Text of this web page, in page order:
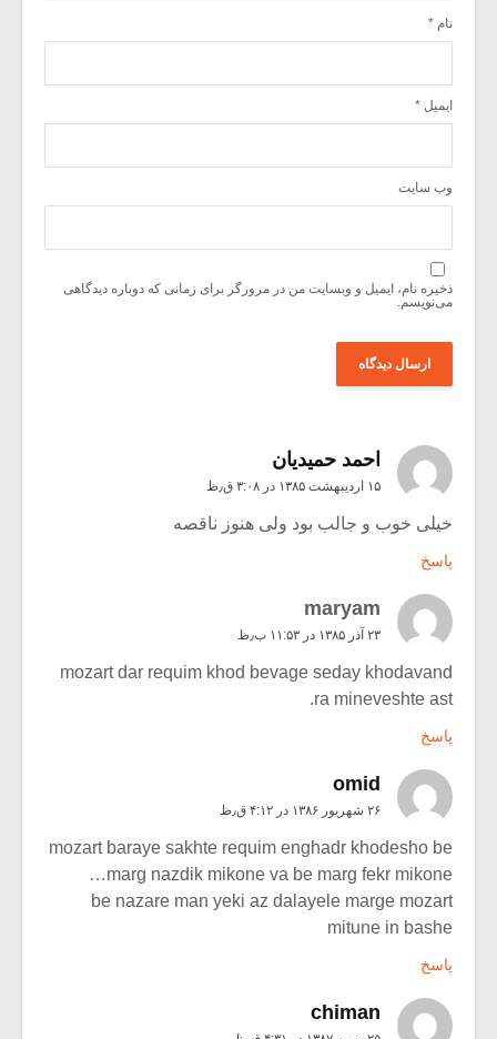
نام *
ایمیل *
وب‌ سایت
ذخیره نام، ایمیل و وبسایت من در مرورگر برای زمانی که دوباره دیدگاهی
می‌نویسم.
احمد حمیدیان
۱۵ اردیبهشت ۱۳۸۵ در ۳:۰۸ ق٫ظ
خیلی خوب و جالب بود ولی هنوز ناقصه
پاسخ
maryam
۲۳ آذر ۱۳۸۵ در ۱۱:۵۳ ب٫ظ
mozart dar requim khod bevage seday khodavand
ra mineveshte ast.
پاسخ
omid
۲۶ شهریور ۱۳۸۶ در ۴:۱۲ ق٫ظ
mozart baraye sakhte requim enghadr khodesho be
marg nazdik mikone va be marg fekr mikone…
be nazare man yeki az dalayele marge mozart
mitune in bashe
پاسخ
chiman